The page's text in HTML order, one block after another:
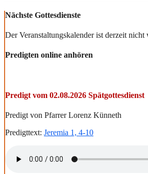
Nächste Gottesdienste
Der Veranstaltungskalender ist derzeit nicht
Predigten online anhören
Predigt vom 02.08.2026 Spätgottesdienst
Predigt von Pfarrer Lorenz Künneth
Predigttext: Jeremia 1, 4-10